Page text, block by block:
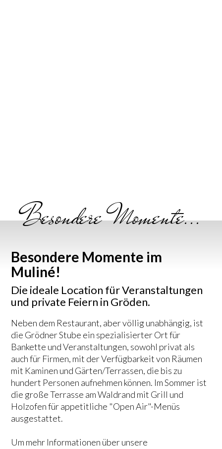
Besondere Momente...
Besondere Momente im
Muliné!
Die ideale Location für Veranstaltungen
und private Feiern in Gröden.
Neben dem Restaurant, aber völlig unabhängig, ist
die Grödner Stube ein spezialisierter Ort für
Bankette und Veranstaltungen, sowohl privat als
auch für Firmen, mit der Verfügbarkeit von Räumen
mit Kaminen und Gärten/Terrassen, die bis zu
hundert Personen aufnehmen können. Im Sommer ist
die große Terrasse am Waldrand mit Grill und
Holzofen für appetitliche "Open Air"-Menüs
ausgestattet.
Um mehr Informationen über unsere